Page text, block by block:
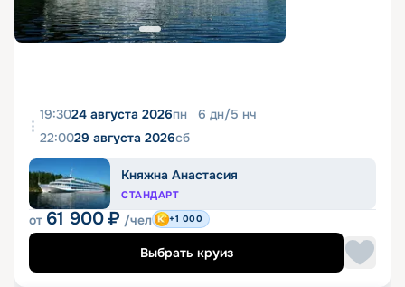
19:3024 августа 2026пн 6 дн/5 нч
22:0029 августа 2026сб
Княжна Анастасия
СТАНДАРТ
от 61 900 ₽ /чел +1 000
Выбрать круиз